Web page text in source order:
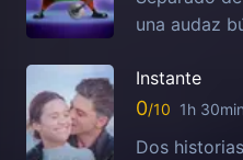
una audaz
Instante
0 1h 30min
Dos